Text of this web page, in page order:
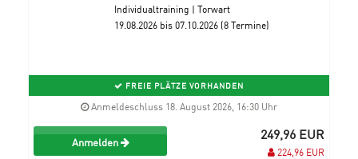
Individualtraining | Torwart
19.08.2026 bis 07.10.2026 (8 Termine)
FREIE PLÄTZE VORHANDEN
Anmeldeschluss 18. August 2026, 16:30 Uhr
Anmelden 249,96 EUR
224,96 EUR